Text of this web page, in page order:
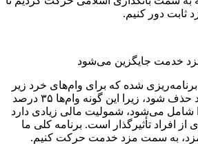
ثابت دور کنیم.
خدمت جایگزین می‌شود
شده که برای وام‌های خرد زیر
۱۰ میلیون تومان کارمزد حذف شود، زیرا این گونه وام‌ها ۳۵ درصد
شامل می‌شود، شمولیت مالی زیادی دارد
از افراد تأثیرگذار است. برنامه کلی ما
به سمت مزد خدمت حرکت کنیم.